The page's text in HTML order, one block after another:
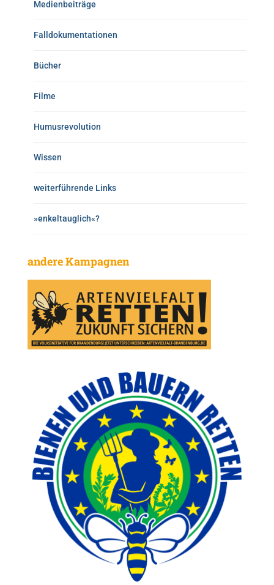
Medienbeiträge
Falldokumentationen
Bücher
Filme
Humusrevolution
Wissen
weiterführende Links
»enkeltauglich«?
andere Kampagnen